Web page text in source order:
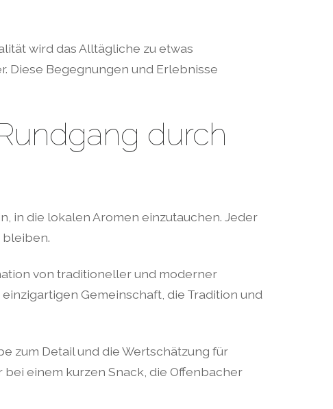
wird das Alltägliche zu etwas
Diese Begegnungen und Erlebnisse
durch
in die lokalen Aromen einzutauchen. Jeder
bleiben.
von traditioneller und moderner
Gemeinschaft, die Tradition und
zum Detail und die Wertschätzung für
einem kurzen Snack, die Offenbacher